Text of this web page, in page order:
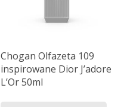
Chogan Olfazeta 109
inspirowane Dior J’adore
L’Or 50ml